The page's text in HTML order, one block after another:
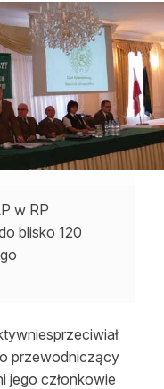
RP
blisko 120
przewodniczący
jego członkowie